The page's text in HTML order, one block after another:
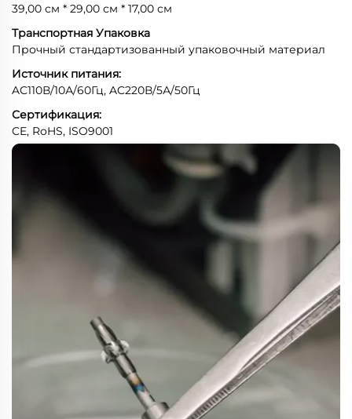
39,00 см * 29,00 см * 17,00 см
Транспортная Упаковка
Прочный стандартизованный упаковочный материал
Источник питания:
AC110В/10А/60Гц, AC220В/5А/50Гц
Сертификация:
CE, RoHS, ISO9001